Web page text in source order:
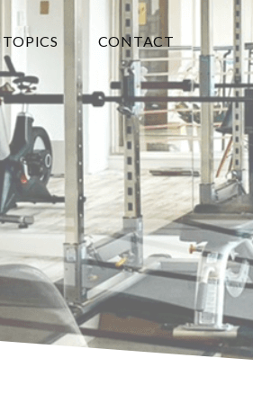
TOPICS CONTACT